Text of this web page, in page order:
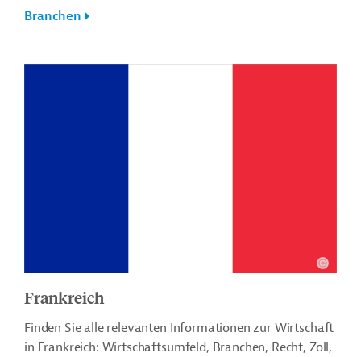
Branchen
Frankreich
Finden Sie alle relevanten Informationen zur Wirtschaft
in Frankreich: Wirtschaftsumfeld, Branchen, Recht, Zoll,